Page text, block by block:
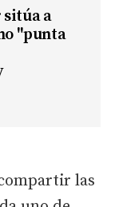
a
"punta
las